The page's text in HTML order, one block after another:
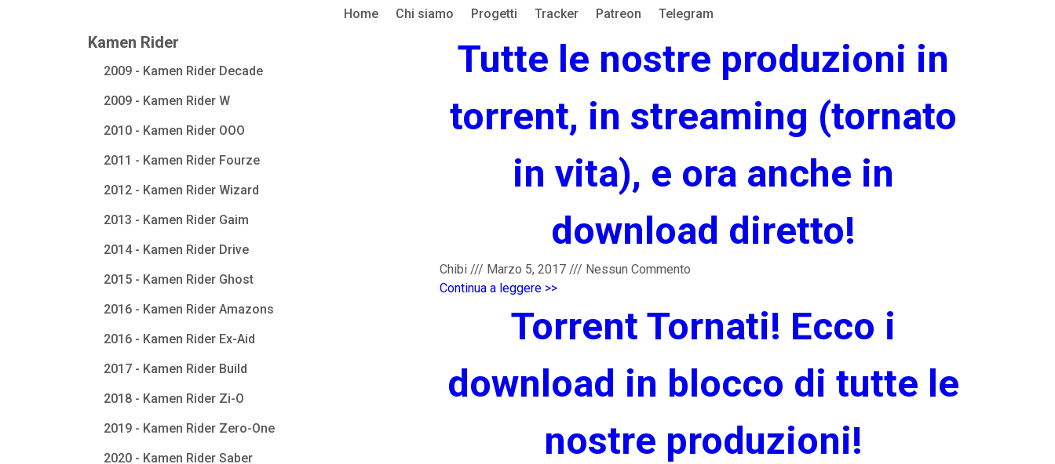
Home Chi siamo Progetti Tracker Patreon Telegram
Kamen Rider
2009 - Kamen Rider Decade
2009 - Kamen Rider W
2010 - Kamen Rider OOO
2011 - Kamen Rider Fourze
2012 - Kamen Rider Wizard
2013 - Kamen Rider Gaim
2014 - Kamen Rider Drive
2015 - Kamen Rider Ghost
2016 - Kamen Rider Amazons
2016 - Kamen Rider Ex-Aid
2017 - Kamen Rider Build
2018 - Kamen Rider Zi-O
2019 - Kamen Rider Zero-One
2020 - Kamen Rider Saber
Tutte le nostre produzioni in
torrent, in streaming (tornato
in vita), e ora anche in
download diretto!
Chibi /// Marzo 5, 2017 /// Nessun Commento
Continua a leggere >>
Torrent Tornati! Ecco i
download in blocco di tutte le
nostre produzioni!